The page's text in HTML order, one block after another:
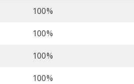
100%
100%
100%
100%